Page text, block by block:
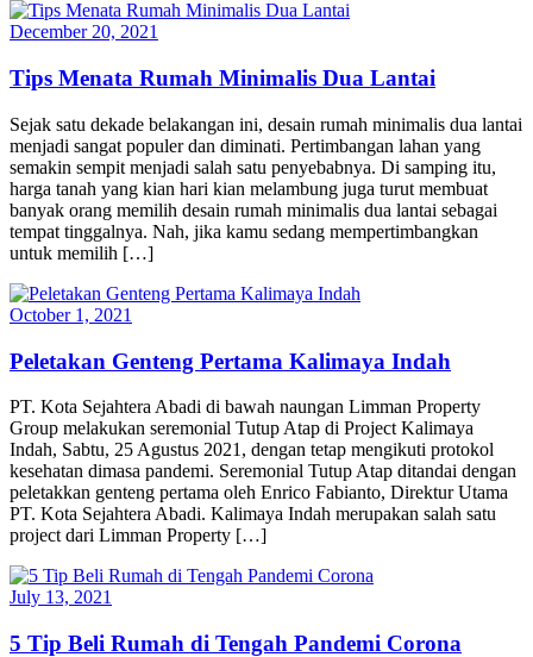
December 20, 2021
Tips Menata Rumah Minimalis Dua Lantai
Sejak satu dekade belakangan ini, desain rumah minimalis dua lantai
menjadi sangat populer dan diminati. Pertimbangan lahan yang
semakin sempit menjadi salah satu penyebabnya. Di samping itu,
harga tanah yang kian hari kian melambung juga turut membuat
banyak orang memilih desain rumah minimalis dua lantai sebagai
tempat tinggalnya. Nah, jika kamu sedang mempertimbangkan
untuk memilih […]
October 1, 2021
Peletakan Genteng Pertama Kalimaya Indah
PT. Kota Sejahtera Abadi di bawah naungan Limman Property
Group melakukan seremonial Tutup Atap di Project Kalimaya
Indah, Sabtu, 25 Agustus 2021, dengan tetap mengikuti protokol
kesehatan dimasa pandemi. Seremonial Tutup Atap ditandai dengan
peletakkan genteng pertama oleh Enrico Fabianto, Direktur Utama
PT. Kota Sejahtera Abadi. Kalimaya Indah merupakan salah satu
project dari Limman Property […]
July 13, 2021
5 Tip Beli Rumah di Tengah Pandemi Corona